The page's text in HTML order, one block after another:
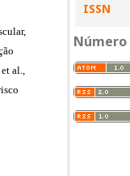
ISSN